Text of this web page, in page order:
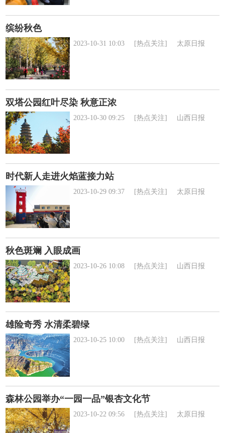
缤纷秋色
2023-10-31 10:03 [热点关注] 太原日报
双塔公园红叶尽染 秋意正浓
2023-10-30 09:25 [热点关注] 山西日报
时代新人走进火焰蓝接力站
2023-10-29 09:37 [热点关注] 太原日报
秋色斑斓 入眼成画
2023-10-26 10:08 [热点关注] 山西日报
雄险奇秀 水清柔碧绿
2023-10-25 10:00 [热点关注] 山西日报
森林公园举办“一园一品”银杏文化节
2023-10-22 09:56 [热点关注] 太原日报